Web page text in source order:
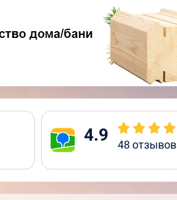
4.9 48 отзывов